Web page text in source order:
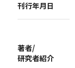
刊行年月日
著者/
研究者紹介